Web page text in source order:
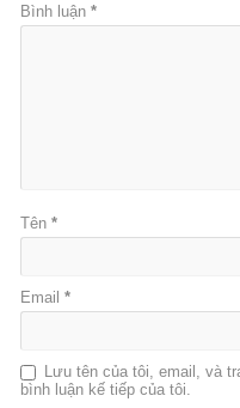
Bình luận*
Tên*
Email*
Lưu tên của tôi, email, và
bình luận kế tiếp của tôi.